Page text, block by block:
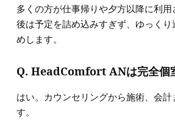
多くの方が仕事帰りや夕方以降に利
後は予定を詰め込みすぎず、ゆっく
めします。
Q. HeadComfort ANは完全個
はい。カウンセリングから施術、会計
す。